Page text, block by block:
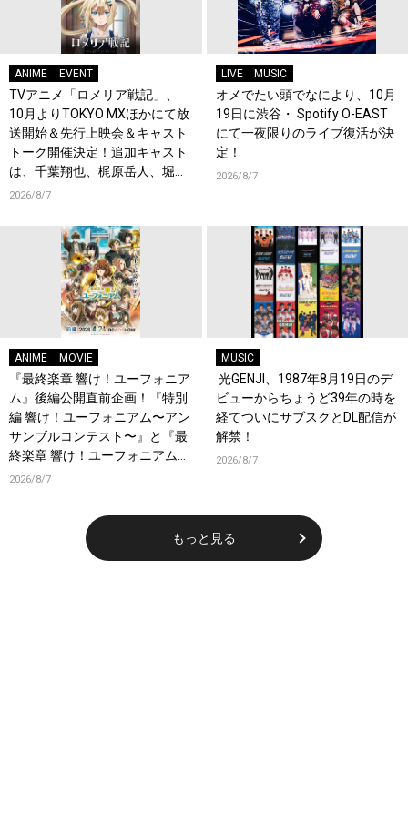
ANIME EVENT
TVアニメ「ロメリア戦記」、
10月よりTOKYO MXほかにて放
送開始＆先行上映会＆キャスト
トーク開催決定！追加キャスト
は、千葉翔也、梶原岳人、堀江
瞬、綿貫竜之介！PV第1弾公
2026/8/7
LIVE MUSIC
オメでたい頭でなにより、10月
19日に渋谷・ Spotify O-EAST
にて一夜限りのライブ復活が決
定！
2026/8/7
ANIME MOVIE
『最終楽章 響け！ユーフォニア
ム』後編公開直前企画！『特別
編 響け！ユーフォニアム〜アン
サンブルコンテスト〜』と『最
終楽章 響け！ユーフォニアム』
前編の一挙上映が決定！
2026/8/7
MUSIC
光GENJI、1987年8月19日のデ
ビューからちょうど39年の時を
経てついにサブスクとDL配信が
解禁！
2026/8/7
もっと見る